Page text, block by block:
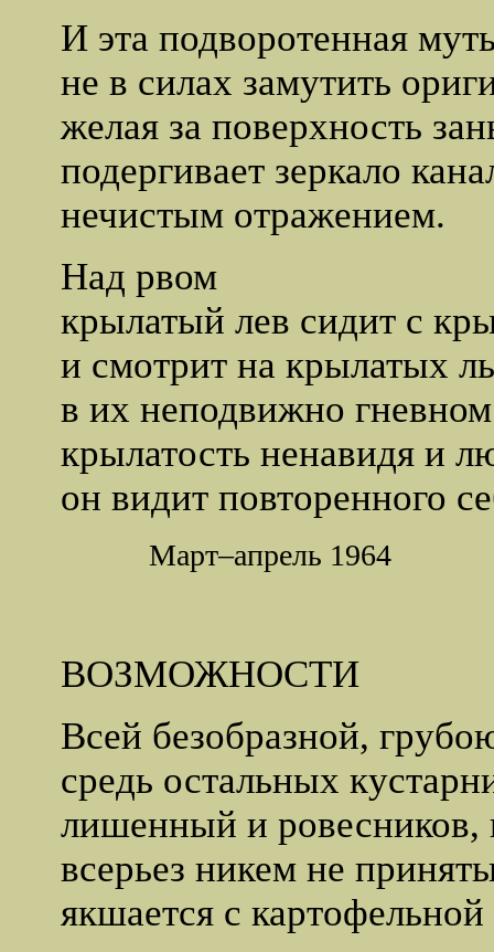
И эта подворотенная
не в силах замутить
желая за поверхность
подергивает зеркало
нечистым отражением.
Над рвом
крылатый лев сидит с
и смотрит на крылатых
в их неподвижно гневном
крылатость ненавидя и
он видит повторенного
Март–апрель 1964
ВОЗМОЖНОСТИ
Всей безобразной,
средь остальных
лишенный и ровесников,
всерьез никем не
якшается с